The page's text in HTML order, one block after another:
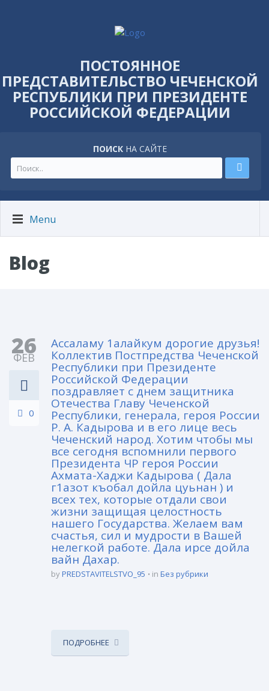
ПОСТОЯННОЕ
ПРЕДСТАВИТЕЛЬСТВО ЧЕЧЕНСКОЙ
РЕСПУБЛИКИ ПРИ ПРЕЗИДЕНТЕ
РОССИЙСКОЙ ФЕДЕРАЦИИ
ПОИСК НА САЙТЕ
Menu
Blog
26
ФЕВ
0
Ассаламу 1алайкум дорогие друзья!
Коллектив Постпредства Чеченской
Республики при Президенте
Российской Федерации
поздравляет с днем защитника
Отечества Главу Чеченской
Республики, генерала, героя России
Р. А. Кадырова и в его лице весь
Чеченский народ. Хотим чтобы мы
все сегодня вспомнили первого
Президента ЧР героя России
Ахмата-Хаджи Кадырова ( Дала
г1азот къобал дойла цуьнан ) и
всех тех, которые отдали свои
жизни защищая целостность
нашего Государства. Желаем вам
счастья, сил и мудрости в Вашей
нелегкой работе. Дала ирсе дойла
вайн Дахар.
byPREDSTAVITELSTVO_95 in Без рубрики
ПОДРОБНЕЕ